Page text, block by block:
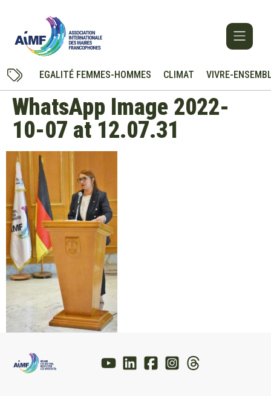
EGALITÉ FEMMES-HOMMES CLIMAT VIVRE-
WhatsApp Image 2022-
10-07 at 12.07.31